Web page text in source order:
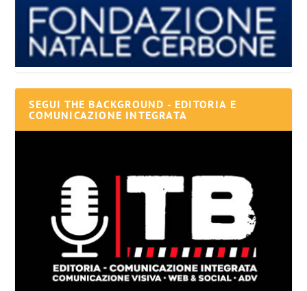
SEGUI THE BACKGROUND - EDITORIA E
COMUNICAZIONE INTEGRATA